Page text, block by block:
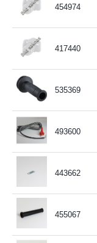
454974
417440
535369
493600
443662
455067